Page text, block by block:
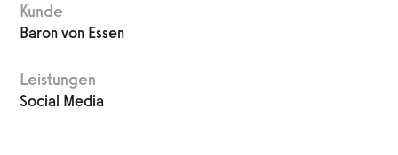
Kunde
Baron von Essen
Leistungen
Social Media